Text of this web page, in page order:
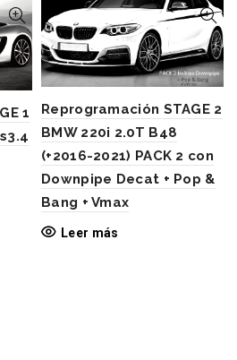
1
Reprogramación STAGE 2
BMW 220i 2.0T B48
(+2016-2021) PACK 2 con
Downpipe Decat + Pop &
Bang + Vmax
Leer más